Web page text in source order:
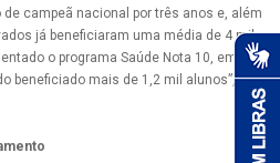
campeã nacional por três anos e, além
já beneficiaram uma média de 4 mil
o programa Saúde Nota 10, em 3
beneficiado mais de 1,2 mil alunos”,